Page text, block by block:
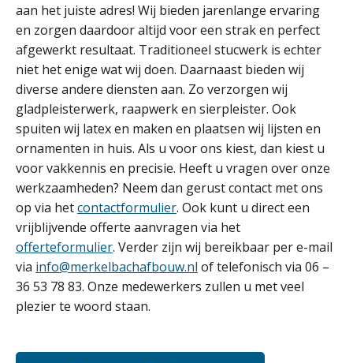
aan het juiste adres! Wij bieden jarenlange ervaring
en zorgen daardoor altijd voor een strak en perfect
afgewerkt resultaat. Traditioneel stucwerk is echter
niet het enige wat wij doen. Daarnaast bieden wij
diverse andere diensten aan. Zo verzorgen wij
gladpleisterwerk, raapwerk en sierpleister. Ook
spuiten wij latex en maken en plaatsen wij lijsten en
ornamenten in huis. Als u voor ons kiest, dan kiest u
voor vakkennis en precisie. Heeft u vragen over onze
werkzaamheden? Neem dan gerust contact met ons
op via hetcontactformulier. Ook kunt u direct een
vrijblijvende offerte aanvragen via het
offerteformulier. Verder zijn wij bereikbaar per e-mail
via info@merkelbachafbouw.nl of telefonisch via 06 –
36 53 78 83. Onze medewerkers zullen u met veel
plezier te woord staan.